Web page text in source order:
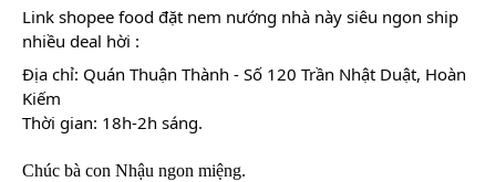
Link shopee food đặt nem nướng nhà này siêu ngon ship
nhiều deal hời :
Địa chỉ: Quán Thuận Thành - Số 120 Trần Nhật Duật, Hoàn
Kiếm
Thời gian: 18h-2h sáng.
Chúc bà con Nhậu ngon miệng.